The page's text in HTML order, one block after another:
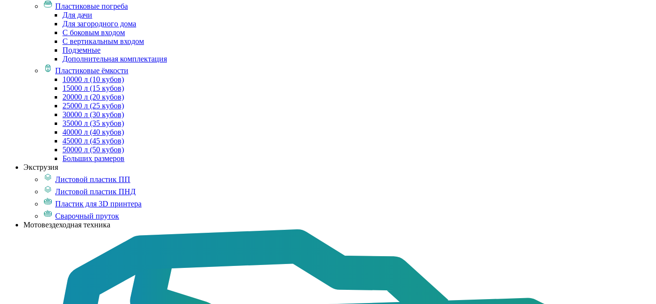
Пластиковые погреба
Для дачи
Для загородного дома
С боковым входом
С вертикальным входом
Подземные
Дополнительная комплектация
Пластиковые ёмкости
10000 л (10 кубов)
15000 л (15 кубов)
20000 л (20 кубов)
25000 л (25 кубов)
30000 л (30 кубов)
35000 л (35 кубов)
40000 л (40 кубов)
45000 л (45 кубов)
50000 л (50 кубов)
Больших размеров
Экструзия
Листовой пластик ПП
Листовой пластик ПНД
Пластик для 3D принтера
Сварочный пруток
Мотовездеходная техника